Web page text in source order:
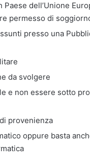
dell’Unione
permesso di
presso una
da svolgere
e non essere sotto
provenienza
oppure basta